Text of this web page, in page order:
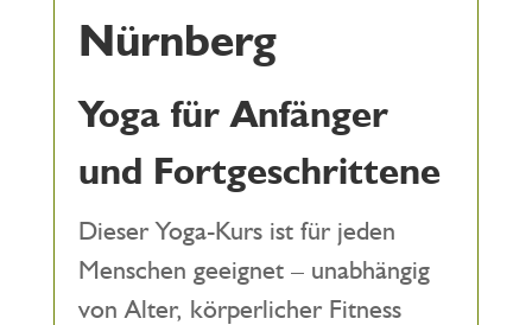
Nürnberg
Yoga für Anfänger
und Fortgeschrittene
Dieser Yoga-Kurs ist für jeden
Menschen geeignet – unabhängig
von Alter, körperlicher Fitness